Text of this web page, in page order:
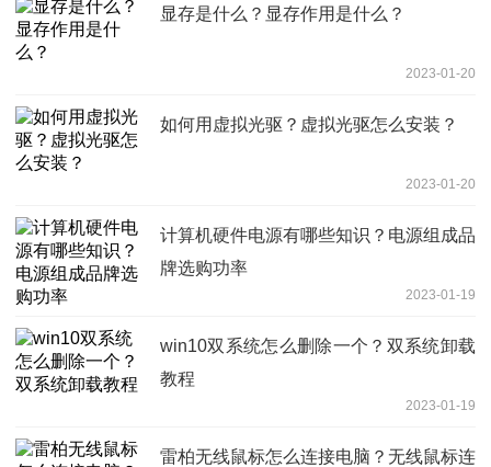
显存是什么？显存作用是什么？
2023-01-20
如何用虚拟光驱？虚拟光驱怎么安装？
2023-01-20
计算机硬件电源有哪些知识？电源组成品
牌选购功率
2023-01-19
win10双系统怎么删除一个？双系统卸载
教程
2023-01-19
雷柏无线鼠标怎么连接电脑？无线鼠标连